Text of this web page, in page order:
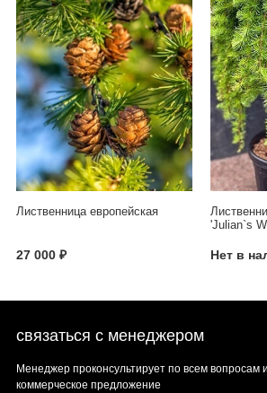
Лиственница европейская
27 000 ₽
'Julian`s
Нет в
связаться с менеджером
Менеджер проконсультирует по всем вопросам
коммерческое предложение